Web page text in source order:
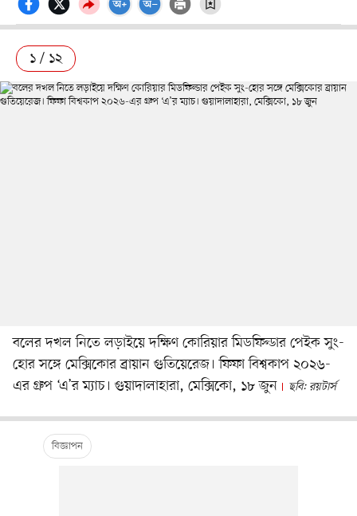
১ / ১২
বলের দখল নিতে লড়াইয়ে দক্ষিণ কোরিয়ার মিডফিল্ডার পেইক সুং-
হোর সঙ্গে মেক্সিকোর ব্রায়ান গুতিয়েরেজ। ফিফা বিশ্বকাপ ২০২৬-
এর গ্রুপ ‘এ’র ম্যাচ। গুয়াদালাহারা, মেক্সিকো, ১৮ জুন
ছবি: রয়টার্স